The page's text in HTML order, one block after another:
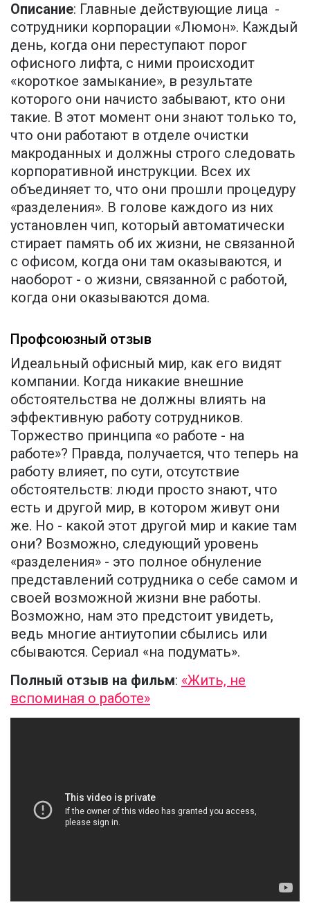
Описание: Главные действующие лица -
сотрудники корпорации «Люмон». Каждый
день, когда они переступают порог
офисного лифта, с ними происходит
«короткое замыкание», в результате
которого они начисто забывают, кто они
такие. В этот момент они знают только то,
что они работают в отделе очистки
макроданных и должны строго следовать
корпоративной инструкции. Всех их
объединяет то, что они прошли процедуру
«разделения». В голове каждого из них
установлен чип, который автоматически
стирает память об их жизни, не связанной
с офисом, когда они там оказываются, и
наоборот - о жизни, связанной с работой,
когда они оказываются дома.
Профсоюзный отзыв
Идеальный офисный мир, как его видят
компании. Когда никакие внешние
обстоятельства не должны влиять на
эффективную работу сотрудников.
Торжество принципа «о работе - на
работе»? Правда, получается, что теперь на
работу влияет, по сути, отсутствие
обстоятельств: люди просто знают, что
есть и другой мир, в котором живут они
же. Но - какой этот другой мир и какие там
они? Возможно, следующий уровень
«разделения» - это полное обнуление
представлений сотрудника о себе самом и
своей возможной жизни вне работы.
Возможно, нам это предстоит увидеть,
ведь многие антиутопии сбылись или
сбываются. Сериал «на подумать».
Полный отзыв на фильм: «Жить, не
вспоминая о работе»